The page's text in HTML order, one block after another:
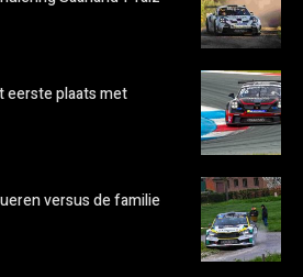
eerste plaats met
versus de familie